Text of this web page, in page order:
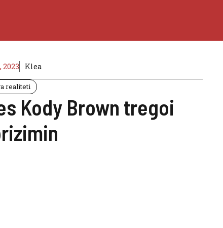
2023 Klea
realiteti
Kody Brown tregoi